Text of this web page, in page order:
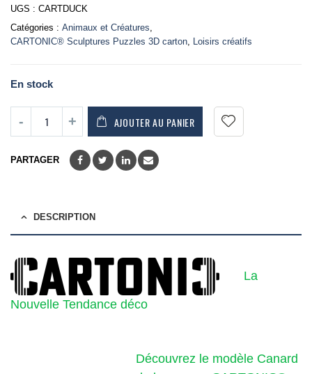
UGS : CARTDUCK
Catégories : Animaux et Créatures
CARTONIC® Sculptures Puzzles 3D carton Loisirs créatifs
En stock
AJOUTER AU PANIER
PARTAGER
DESCRIPTION
La
Nouvelle Tendance déco
Découvrez le modèle Canard